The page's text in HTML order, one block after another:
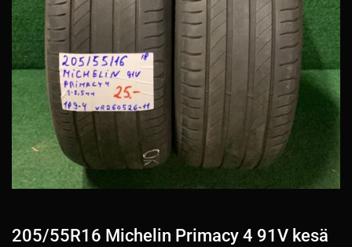
205/55R16 Michelin Primacy 4 91V kesä